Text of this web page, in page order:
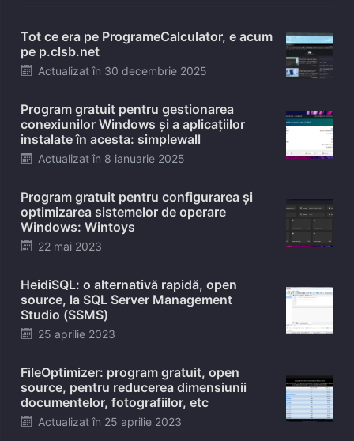
Tot ce era pe ProgrameCalculator, e acum
pe p.clsb.net
Posted
Actualizat în 30 decembrie 2025
Program gratuit pentru gestionarea
conexiunilor Windows și a aplicațiilor
instalate în acesta: simplewall
Posted
Actualizat în 8 ianuarie 2025
Program gratuit pentru configurarea și
optimizarea sistemelor de operare
Windows: Wintoys
Posted
22 mai 2023
HeidiSQL: o alternativă rapidă, open
source, la SQL Server Management
Studio (SSMS)
Posted
25 aprilie 2023
FileOptimizer: program gratuit, open
source, pentru reducerea dimensiunii
documentelor, fotografiilor, etc
Posted
Actualizat în 25 aprilie 2023